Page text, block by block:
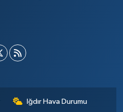
Iğdır Hava Durumu